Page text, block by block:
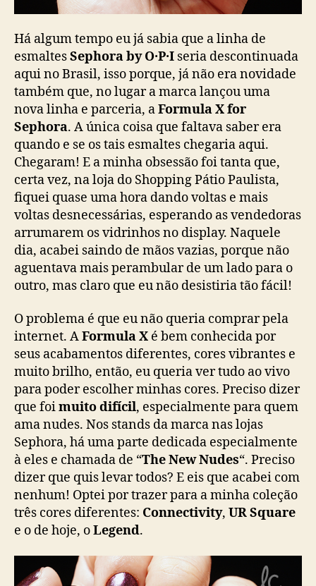
Há algum tempo eu já sabia que a linha de
esmaltesSephora by O·P·I seria descontinuada
aqui no Brasil, isso porque, já não era novidade
também que, no lugar a marca lançou uma
nova linha e parceria, aFormula X for
Sephora. A única coisa que faltava saber era
quando e se os tais esmaltes chegaria aqui.
Chegaram! E a minha obsessão foi tanta que,
certa vez, na loja do Shopping Pátio Paulista,
fiquei quase uma hora dando voltas e mais
voltas desnecessárias, esperando as vendedoras
arrumarem os vidrinhos no display. Naquele
dia, acabei saindo de mãos vazias, porque não
aguentava mais perambular de um lado para o
outro, mas claro que eu não desistiria tão fácil!
O problema é que eu não queria comprar pela
internet. AFormula X é bem conhecida por
seus acabamentos diferentes, cores vibrantes e
muito brilho, então, eu queria ver tudo ao vivo
para poder escolher minhas cores. Preciso dizer
que foimuito difícil, especialmente para quem
ama nudes. Nos stands da marca nas lojas
Sephora, há uma parte dedicada especialmente
à eles e chamada de “The New Nudes“. Preciso
dizer que quis levar todos? E eis que acabei com
nenhum! Optei por trazer para a minha coleção
três cores diferentes: Connectivity, UR Square
e o de hoje, oLegend.